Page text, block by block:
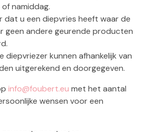
namiddag.
dat u een diepvries heeft waar de
geen andere geurende producten
diepvriezer kunnen afhankelijk van
uitgerekend en doorgegeven.
info@foubert.eu met het aantal
wensen voor een